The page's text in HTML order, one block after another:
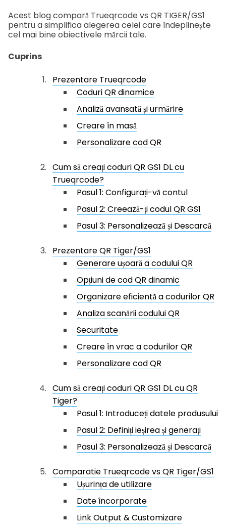
Acest blog compară Trueqrcode vs QR TIGER/GS1
pentru a simplifica alegerea celei care îndeplinește
cel mai bine obiectivele mărcii tale.
Cuprins
Prezentare Trueqrcode
Coduri QR dinamice
Analiză avansată și urmărire
Creare în masă
Personalizare cod QR
Cum să creați coduri QR GS1 DL cu
Trueqrcode?
Pasul 1: Configurați-vă contul
Pasul 2: Creează-ți codul QR GS1
Pasul 3: Personalizează și Descarcă
Prezentare QR Tiger/GS1
Generare ușoară a codului QR
Opțiuni de cod QR dinamic
Organizare eficientă a codurilor QR
Analiza scanării codului QR
Securitate
Creare în vrac a codurilor QR
Personalizare cod QR
Cum să creați coduri QR GS1 DL cu QR
Tiger?
Pasul 1: Introduceți datele produsului
Pasul 2: Definiți ieșirea și generați
Pasul 3: Personalizează și Descarcă
Comparatie Trueqrcode vs QR Tiger/GS1
Ușurința de utilizare
Date încorporate
Link Output & Customizare